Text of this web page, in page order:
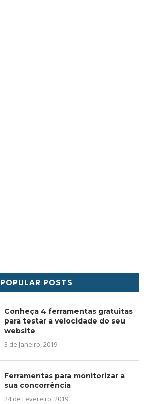
POPULAR POSTS
Conheça 4 ferramentas gratuitas
para testar a velocidade do seu
website
3 de Janeiro, 2019
Ferramentas para monitorizar a
sua concorrência
24 de Fevereiro, 2019